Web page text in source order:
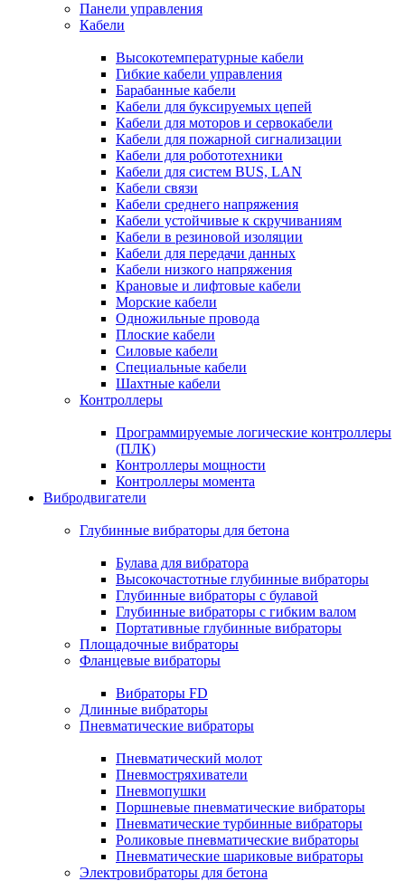
Панели управления
Кабели
Высокотемпературные кабели
Гибкие кабели управления
Барабанные кабели
Кабели для буксируемых цепей
Кабели для моторов и сервокабели
Кабели для пожарной сигнализации
Кабели для робототехники
Кабели для систем BUS, LAN
Кабели связи
Кабели среднего напряжения
Кабели устойчивые к скручиваниям
Кабели в резиновой изоляции
Кабели для передачи данных
Кабели низкого напряжения
Крановые и лифтовые кабели
Морские кабели
Одножильные провода
Плоские кабели
Силовые кабели
Специальные кабели
Шахтные кабели
Контроллеры
Программируемые логические контроллеры
(ПЛК)
Контроллеры мощности
Контроллеры момента
Вибродвигатели
Глубинные вибраторы для бетона
Булава для вибратора
Высокочастотные глубинные вибраторы
Глубинные вибраторы с булавой
Глубинные вибраторы с гибким валом
Портативные глубинные вибраторы
Площадочные вибраторы
Фланцевые вибраторы
Вибраторы FD
Длинные вибраторы
Пневматические вибраторы
Пневматический молот
Пневмостряхиватели
Пневмопушки
Поршневые пневматические вибраторы
Пневматические турбинные вибраторы
Роликовые пневматические вибраторы
Пневматические шариковые вибраторы
Электровибраторы для бетона